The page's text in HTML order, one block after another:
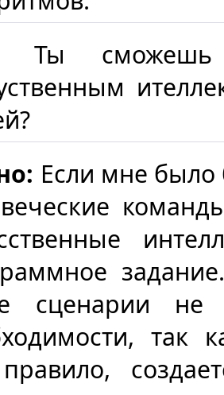
Ты сможешь
Если мне
сценарии
так